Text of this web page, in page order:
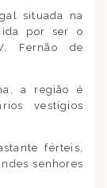
situada na
por ser o
Fernão de
a região é
vestígios
férteis,
senhores